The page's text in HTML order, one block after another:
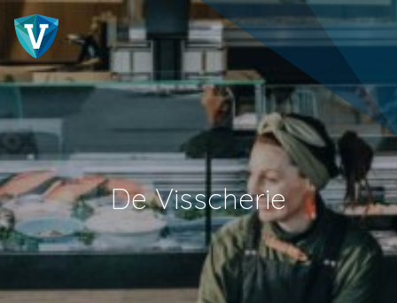
De Visscherie